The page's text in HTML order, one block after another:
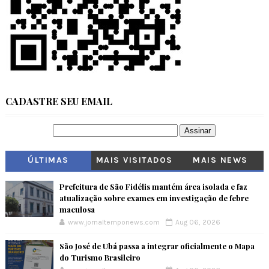
CADASTRE SEU EMAIL
ÚLTIMAS MAIS VISITADOS MAIS NEWS
Prefeitura de São Fidélis mantém área isolada e faz
atualização sobre exames em investigação de febre
maculosa
www.jornaltemponews.com Aug 06, 2026
São José de Ubá passa a integrar oficialmente o Mapa
do Turismo Brasileiro